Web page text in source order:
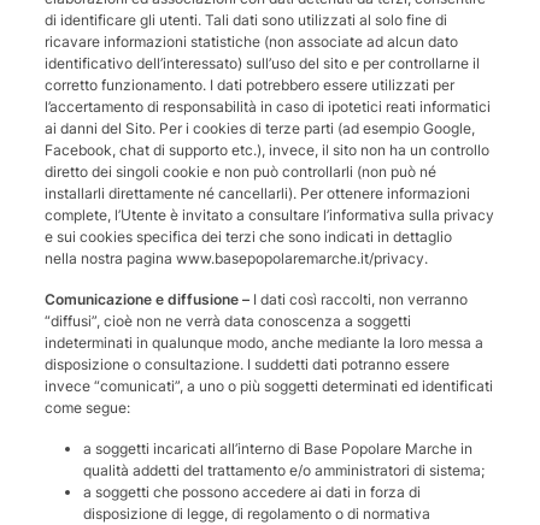
di identificare gli utenti. Tali dati sono utilizzati al solo fine di
ricavare informazioni statistiche (non associate ad alcun dato
identificativo dell’interessato) sull’uso del sito e per controllarne il
corretto funzionamento. I dati potrebbero essere utilizzati per
l’accertamento di responsabilità in caso di ipotetici reati informatici
ai danni del Sito. Per i cookies di terze parti (ad esempio Google,
Facebook, chat di supporto etc.), invece, il sito non ha un controllo
diretto dei singoli cookie e non può controllarli (non può né
installarli direttamente né cancellarli). Per ottenere informazioni
complete, l’Utente è invitato a consultare l’informativa sulla privacy
e sui cookies specifica dei terzi che sono indicati in dettaglio
nella nostra pagina www.basepopolaremarche.it/privacy.
Comunicazione e diffusione – I dati così raccolti, non verranno
“diffusi”, cioè non ne verrà data conoscenza a soggetti
indeterminati in qualunque modo, anche mediante la loro messa a
disposizione o consultazione. I suddetti dati potranno essere
invece “comunicati”, a uno o più soggetti determinati ed identificati
come segue:
a soggetti incaricati all’interno di Base Popolare Marche in
qualità addetti del trattamento e/o amministratori di sistema;
a soggetti che possono accedere ai dati in forza di
disposizione di legge, di regolamento o di normativa